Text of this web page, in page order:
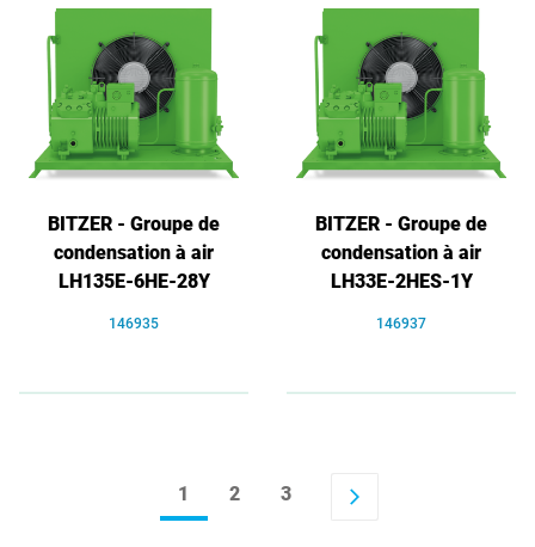
BITZER - Groupe de
condensation à air
LH135E-6HE-28Y
146935
BITZER - Groupe de
condensation à air
LH33E-2HES-1Y
146937
1 2 3 arrow_forward_ios